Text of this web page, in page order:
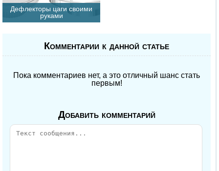
Дефлекторы цаги своими
руками
Комментарии к данной статье
Пока комментариев нет, а это отличный шанс стать
первым!
Добавить комментарий